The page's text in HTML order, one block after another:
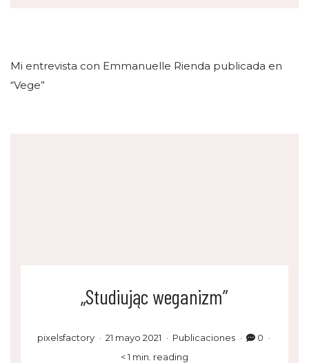
Mi entrevista con Emmanuelle Rienda publicada en
“Vege”
„Studiując weganizm”
pixelsfactory 21 mayo 2021 Publicaciones
0
< 1 min. reading